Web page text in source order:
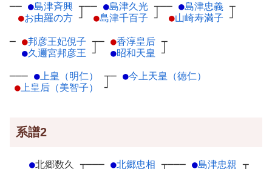
── ●島津斉興 ┬
●お由羅の方 ┘
── ●島津久光 ┬
●島津千百子 ┘
── ●島津忠義 ┬
●山崎寿満子 ┘
─ ●邦彦王妃俔子 ┬
●久邇宮邦彦王 ┘
─ ●香淳皇后 ┬
●昭和天皇 ┘
─── ●上皇（明仁）
┬
●上皇后（美智子） ┘
─ ●今上天皇（徳仁）
系譜2
●北郷数久 ┬─── ●北郷忠相 ┬─── ●島津忠親 ┬